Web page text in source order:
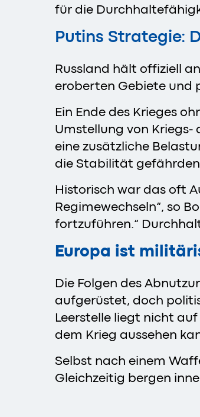
für die
Putins Strategie:
Russland hält offiziell
eroberten Gebiete und
Ein Ende des Krieges
Umstellung von
eine zusätzliche
die Stabilität
Historisch war das oft
Regimewechseln“, so
fortzuführen.“
Europa ist
Die Folgen des
aufgerüstet, doch
Leerstelle liegt nicht
dem Krieg aussehen
Selbst nach einem
Gleichzeitig bergen